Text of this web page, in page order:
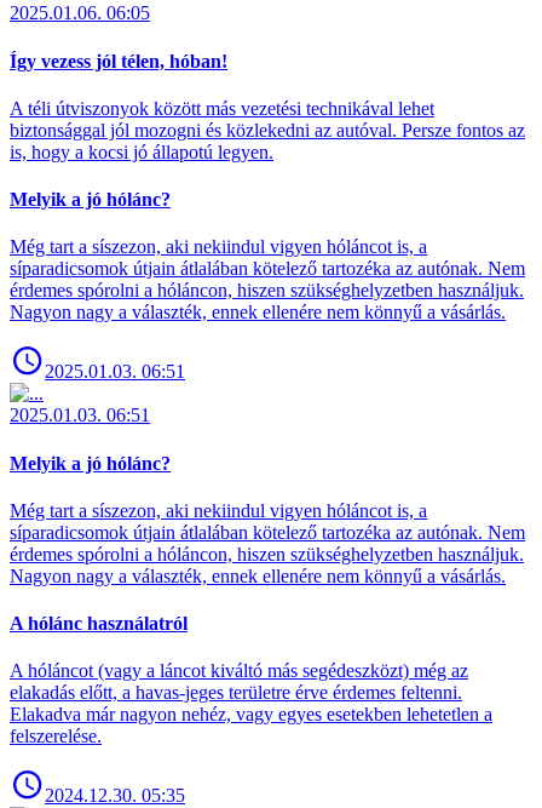
2025.01.06. 06:05
Így vezess jól télen, hóban!
A téli útviszonyok között más vezetési technikával lehet
biztonsággal jól mozogni és közlekedni az autóval. Persze fontos az
is, hogy a kocsi jó állapotú legyen.
Melyik a jó hólánc?
Még tart a síszezon, aki nekiindul vigyen hóláncot is, a
síparadicsomok útjain átlalában kötelező tartozéka az autónak. Nem
érdemes spórolni a hóláncon, hiszen szükséghelyzetben használjuk.
Nagyon nagy a választék, ennek ellenére nem könnyű a vásárlás.
2025.01.03. 06:51
2025.01.03. 06:51
Melyik a jó hólánc?
Még tart a síszezon, aki nekiindul vigyen hóláncot is, a
síparadicsomok útjain átlalában kötelező tartozéka az autónak. Nem
érdemes spórolni a hóláncon, hiszen szükséghelyzetben használjuk.
Nagyon nagy a választék, ennek ellenére nem könnyű a vásárlás.
A hólánc használatról
A hóláncot (vagy a láncot kiváltó más segédeszközt) még az
elakadás előtt, a havas-jeges területre érve érdemes feltenni.
Elakadva már nagyon nehéz, vagy egyes esetekben lehetetlen a
felszerelése.
2024.12.30. 05:35